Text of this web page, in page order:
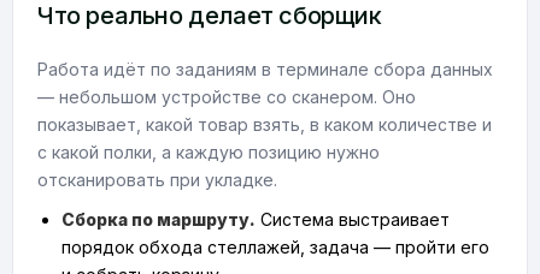
Что реально делает сборщик
Работа идёт по заданиям в терминале сбора данных
— небольшом устройстве со сканером. Оно
показывает, какой товар взять, в каком количестве и
с какой полки, а каждую позицию нужно
отсканировать при укладке.
Сборка по маршруту. Система выстраивает
порядок обхода стеллажей, задача — пройти его